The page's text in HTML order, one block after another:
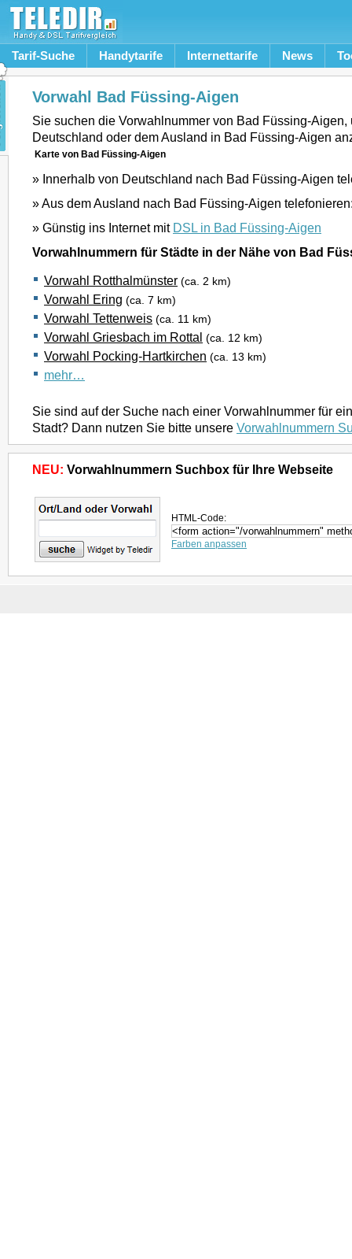
Tarif-Suche Handytarife Internettarife News
Vorwahl Bad Füssing-Aigen
Sie suchen die Vorwahlnummer von Bad Füssing-Aigen,
Deutschland oder dem Ausland in Bad Füssing-Aigen
Karte von Bad Füssing-Aigen
» Innerhalb von Deutschland nach Bad Füssing-Aigen
» Aus dem Ausland nach Bad Füssing-Aigen
» Günstig ins Internet mit DSL in Bad Füssing-Aigen
Vorwahlnummern für Städte in der Nähe von Bad
Vorwahl Rotthalmünster (ca. 2 km)
Vorwahl Ering (ca. 7 km)
Vorwahl Tettenweis (ca. 11 km)
Vorwahl Griesbach im Rottal (ca. 12 km)
Vorwahl Pocking-Hartkirchen (ca. 13 km)
mehr…
Sie sind auf der Suche nach einer Vorwahlnummer für
Stadt? Dann nutzen Sie bitte unsere Vorwahlnummern
NEU: Vorwahlnummern Suchbox für Ihre Webseite
HTML-Code:
Farben anpassen